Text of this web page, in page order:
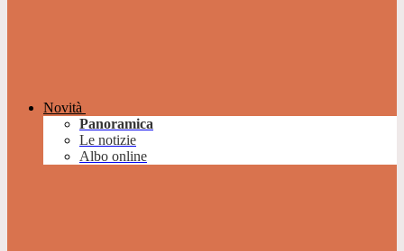
Novità
Panoramica
Le notizie
Albo online